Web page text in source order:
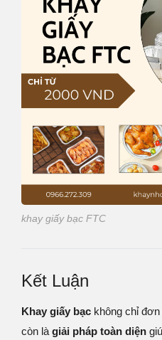
khay giấy bạc FTC
Kết Luận
Khay giấy bạc không chỉ
còn là giải pháp toàn diện